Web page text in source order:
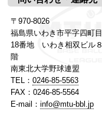
〒970-8026
福島県いわき市平字四町目
18番地 いわき相双ビル８
階
南東北大学野球連盟
TEL： 0246-85-5563
FAX：0246-85-5564
E-mail： info@mtu-bbl.jp